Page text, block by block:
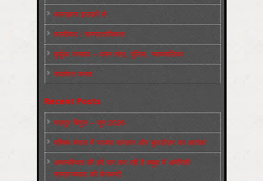
कारख़ाना इलाक़ों से
फ़ासीवाद / साम्‍प्रदायिकता
बुर्जुआ जनवाद – दमन तंत्र, पुलिस, न्‍यायपालिका
संघर्षरत जनता
Recent Posts
मज़दूर बिगुल – जून 2026
पश्चिम बंगाल में भाजपा सरकार और बुलडोज़र का आतंक!
अमानवीयता की हदें पार कर रही है क्यूबा में अमेरिकी
साम्राज्यवाद की घेराबन्दी